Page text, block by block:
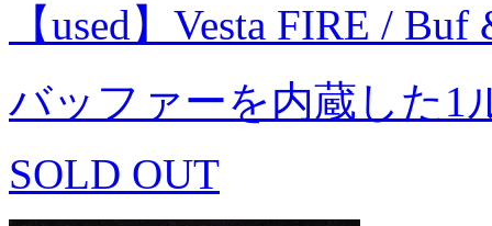
【used】Vesta FIRE /
バッファーを内蔵した1
SOLD OUT